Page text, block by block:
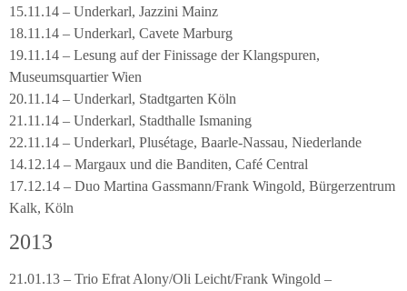
15.11.14 – Underkarl, Jazzini Mainz
18.11.14 – Underkarl, Cavete Marburg
19.11.14 – Lesung auf der Finissage der Klangspuren,
Museumsquartier Wien
20.11.14 – Underkarl, Stadtgarten Köln
21.11.14 – Underkarl, Stadthalle Ismaning
22.11.14 – Underkarl, Plusétage, Baarle-Nassau, Niederlande
14.12.14 – Margaux und die Banditen, Café Central
17.12.14 – Duo Martina Gassmann/Frank Wingold, Bürgerzentrum
Kalk, Köln
2013
21.01.13 – Trio Efrat Alony/Oli Leicht/Frank Wingold –